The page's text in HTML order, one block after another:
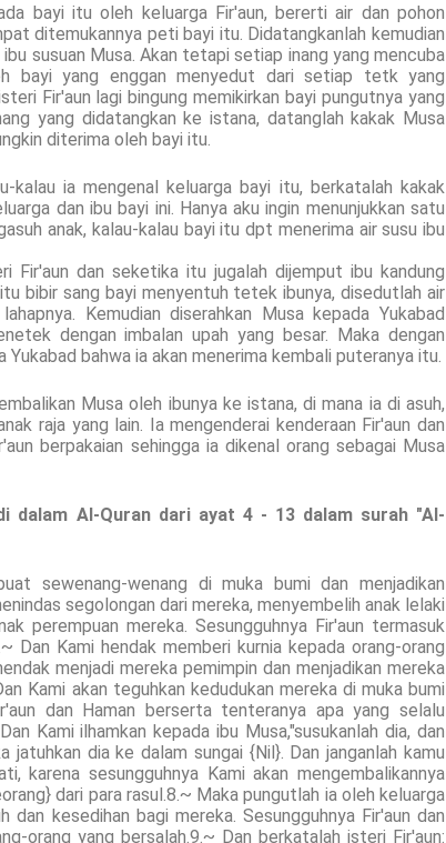
bayi itu oleh keluarga Fir'aun, bererti air dan pohon
ditemukannya peti bayi itu. Didatangkanlah kemudian
susuan Musa. Akan tetapi setiap inang yang mencuba
bayi yang enggan menyedut dari setiap tetk yang
Fir'aun lagi bingung memikirkan bayi pungutnya yang
yang didatangkan ke istana, datanglah kakak Musa
diterima oleh bayi itu.
kalau ia mengenal keluarga bayi itu, berkatalah kakak
dan ibu bayi ini. Hanya aku ingin menunjukkan satu
anak, kalau-kalau bayi itu dpt menerima air susu ibu
Fir'aun dan seketika itu jugalah dijemput ibu kandung
bibir sang bayi menyentuh tetek ibunya, disedutlah air
Kemudian diserahkan Musa kepada Yukabad
dengan imbalan upah yang besar. Maka dengan
bahwa ia akan menerima kembali puteranya itu.
Musa oleh ibunya ke istana, di mana ia di asuh,
raja yang lain. Ia mengenderai kenderaan Fir'aun dan
berpakaian sehingga ia dikenal orang sebagai Musa
dalam Al-Quran dari ayat 4 - 13 dalam surah "Al-
sewenang-wenang di muka bumi dan menjadikan
segolongan dari mereka, menyembelih anak lelaki
perempuan mereka. Sesungguhnya Fir'aun termasuk
Dan Kami hendak memberi kurnia kepada orang-orang
menjadi mereka pemimpin dan menjadikan mereka
Kami akan teguhkan kedudukan mereka di muka bumi
dan Haman berserta tenteranya apa yang selalu
Kami ilhamkan kepada ibu Musa,"susukanlah dia, dan
jatuhkan dia ke dalam sungai {Nil}. Dan janganlah kamu
karena sesungguhnya Kami akan mengembalikannya
dari para rasul.8.~ Maka pungutlah ia oleh keluarga
dan kesedihan bagi mereka. Sesungguhnya Fir'aun dan
orang yang bersalah.9.~ Dan berkatalah isteri Fir'aun: